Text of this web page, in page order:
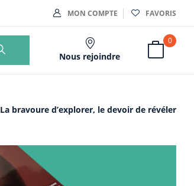
MON COMPTE FAVORIS
Nous rejoindre
0
La bravoure d’explorer, le devoir de révéler